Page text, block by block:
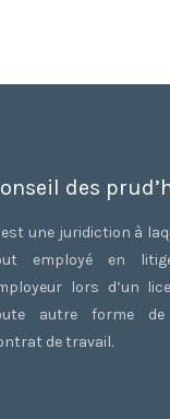
des
une juridiction à
employé en
lors d’un
autre forme
de travail.